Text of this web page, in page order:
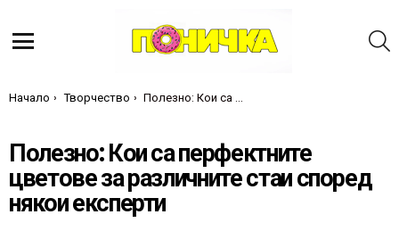
Ти си тук:
Начало Творчество Полезно: Кои са перфектните цветове за различните стаи според някои експерти
Полезно: Кои са перфектните
цветове за различните стаи според
някои експерти